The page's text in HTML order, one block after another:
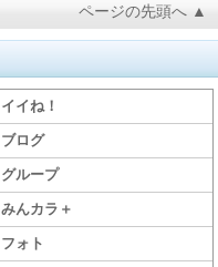
ページの先頭へ ▲
イイね！
ブログ
グループ
みんカラ＋
フォト